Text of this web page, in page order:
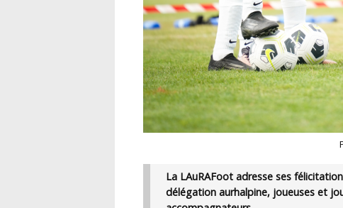
La LAuRAFoot adresse ses
délégation aurhalpine, joueuses et